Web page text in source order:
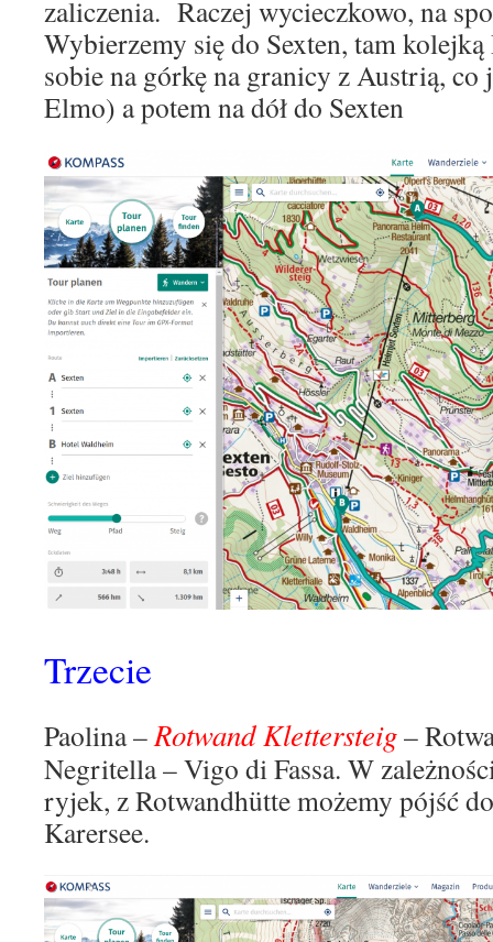
zaliczenia. Raczej wycieczkowo, na
Wybierzemy się do Sexten, tam
sobie na górkę na granicy z Austrią,
Elmo) a potem na dół do Sexten
Trzecie
Paolina – Rotwand Klettersteig–
Negritella – Vigo di Fassa. W
ryjek, z Rotwandhütte możemy pójść
Karersee.